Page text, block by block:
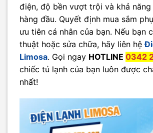
điện, độ bền vượt trội và khả
hàng đầu. Quyết định mua sắm
ưu tiên cá nhân của bạn. Nếu bạn
thuật hoặc sửa chữa, hãy liên hệ
Limosa. Gọi ngay HOTLINE 0342
chiếc tủ lạnh của bạn luôn được
nhất!